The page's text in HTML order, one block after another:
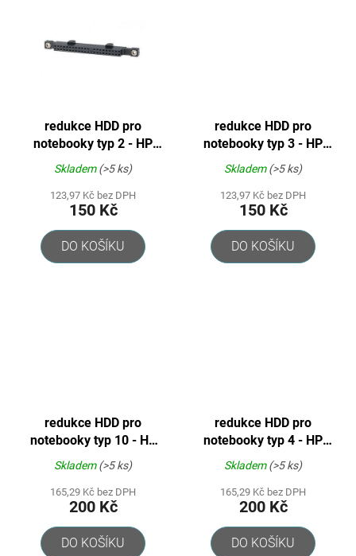
redukce HDD pro
notebooky typ 2 - HP
Compaq
Skladem(>5 ks)
123,97 Kč bez DPH
150 Kč
DO KOŠÍKU
redukce HDD pro
notebooky typ 3 - HP
Compaq, Dell, Toshiba,
Gateway atd.
Skladem(>5 ks)
123,97 Kč bez DPH
150 Kč
DO KOŠÍKU
redukce HDD pro
notebooky typ 10 - HP
Compaq serie
CQ/G4x/G5x/G6x/G7x
...
Skladem(>5 ks)
165,29 Kč bez DPH
200 Kč
DO KOŠÍKU
redukce HDD pro
notebooky typ 4 - HP
Compaq, Toshiba atd.
Skladem(>5 ks)
165,29 Kč bez DPH
200 Kč
DO KOŠÍKU